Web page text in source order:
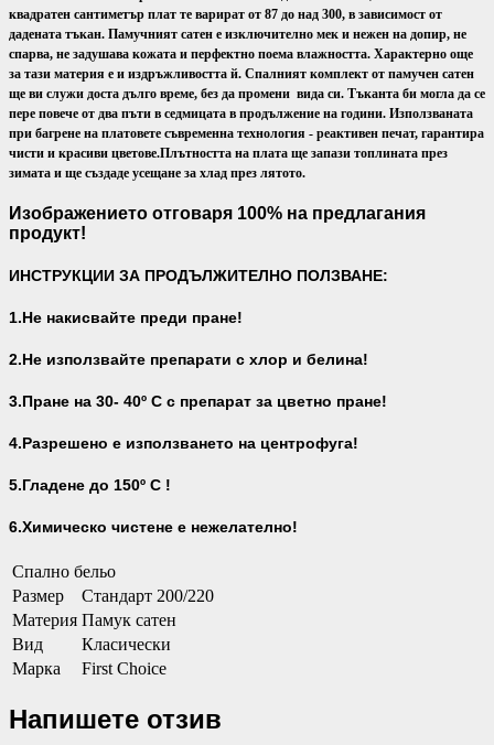
квадратен сантиметър плат те варират от 87 до над 300, в зависимост от
дадената тъкан. Памучният сатен е изключително мек и нежен на допир, не
спарва, не задушава кожата и перфектно поема влажността. Характерно още
за тази материя е и издръжливостта й. Спалният комплект от памучен сатен
ще ви служи доста дълго време, без да промени вида си. Тъканта би могла да се
пере повече от два пъти в седмицата в продължение на години. Използваната
при багрене на платовете съвременна технология - реактивен печат, гарантира
чисти и красиви цветове.Плътността на плата ще запази топлината през
зимата и ще създаде усещане за хлад през лятото.
Изображението отговаря 100% на предлагания
продукт!
ИНСТРУКЦИИ ЗА ПРОДЪЛЖИТЕЛНО ПОЛЗВАНЕ:
1.Не накисвайте преди пране!
2.Не използвайте препарати с хлор и белина!
3.Пране на 30- 40º С с препарат за цветно пране!
4.Разрешено е използването на центрофуга!
5.Гладене до 150º С !
6.Химическо чистене е нежелателно!
Спално бельо
Размер
Стандарт 200/220
Материя Памук сатен
Вид
Класически
Марка
First Choice
Напишете отзив